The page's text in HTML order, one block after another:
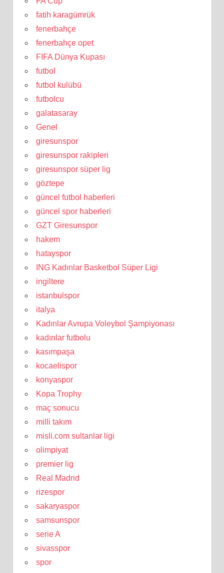
fatih karagümrük
fenerbahçe
fenerbahçe opet
FIFA Dünya Kupası
futbol
futbol kulübü
futbolcu
galatasaray
Genel
giresunspor
giresunspor rakipleri
giresunspor süper lig
göztepe
güncel futbol haberleri
güncel spor haberleri
GZT Giresunspor
hakem
hatayspor
ING Kadınlar Basketbol Süper Ligi
ingiltere
istanbulspor
italya
Kadınlar Avrupa Voleybol Şampiyonası
kadınlar futbolu
kasımpaşa
kocaelispor
konyaspor
Kopa Trophy
maç sonucu
milli takım
misli.com sultanlar ligi
olimpiyat
premier lig
Real Madrid
rizespor
sakaryaspor
samsunspor
serie A
sivasspor
spor